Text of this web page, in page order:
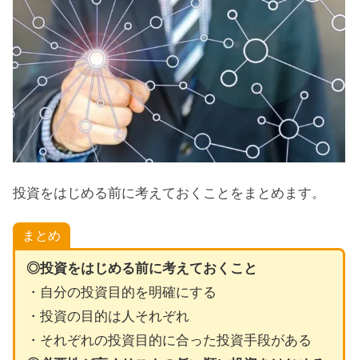
投資をはじめる前に考えておくことをまとめます。
まとめ
◎投資をはじめる前に考えておくこと
・自分の投資目的を明確にする
・投資の目的は人それぞれ
・それぞれの投資目的に合った投資手段がある